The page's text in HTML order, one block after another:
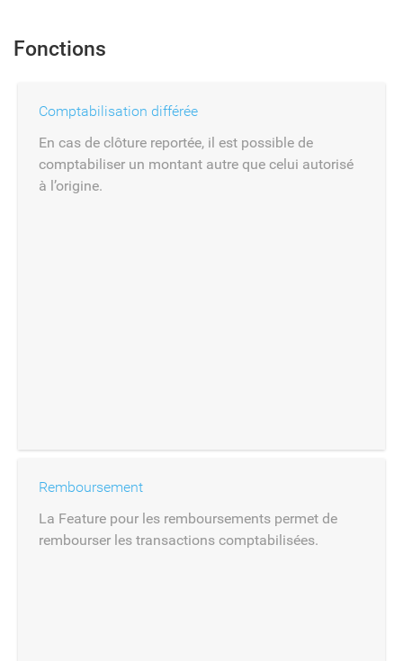
Fonctions
Comptabilisation différée
En cas de clôture reportée, il est possible de
comptabiliser un montant autre que celui autorisé
à l’origine.
Remboursement
La Feature pour les remboursements permet de
rembourser les transactions comptabilisées.